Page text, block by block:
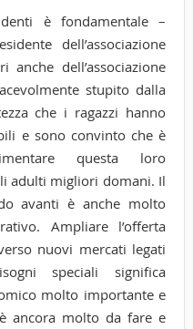
è fondamentale –
dell’associazione
dell’associazione
stupito dalla
che i ragazzi hanno
e sono convinto che è
questa loro
adulti migliori domani. Il
avanti è anche molto
Ampliare l’offerta
nuovi mercati legati
speciali significa
molto importante e
ancora molto da fare e